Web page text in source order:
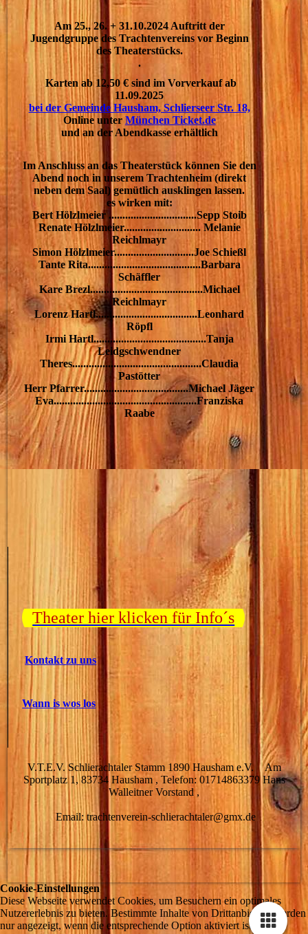
Am 25., 26. + 31.10.2024 Auftritt der
Jugendgruppe des Trachtenvereins vor Beginn
des Theaterstücks.
.
Karten ab 12,50 € sind im Vorverkauf ab
11.09.2025
bei der Gemeinde Hausham, Schlierseer Str. 18,
Online unter München Ticket.de
und an der Abendkasse erhältlich
Im Anschluss an das Theaterstück können Sie den
Abend noch in unserem Trachtenheim (direkt
neben dem Saal) gemütlich ausklingen lassen.
es wirken mit:
Bert Hölzlmeier ................................Sepp Stoib
Renate Hölzlmeier............................ Melanie
Reichlmayr
Simon Hölzlmeier.............................Joe Schießl
Tante Rita.........................................Barbara
Schäffler
Kare Brezl.........................................Michael
Reichlmayr
Lorenz Hartl.....................................Leonhard
Röpfl
Irmi Hartl.........................................Tanja
Leidgschwendner
Theres...............................................Claudia
Pastötter
Herr Pfarrer......................................Michael Jäger
Eva....................................................Franziska
Raabe
Theater hier klicken für Info´s
Kontakt zu uns
Wann is wos los
V.T.E.V. Schlierachtaler Stamm 1890 Hausham e.V. Am
Sportplatz 1, 83734 Hausham , Telefon: 01714863379 Hans
Walleitner Vorstand ,
Email: trachtenverein-schlierachtaler@gmx.de
Cookie-Einstellungen
Diese Webseite verwendet Cookies, um Besuchern ein optimales
Nutzererlebnis zu bieten. Bestimmte Inhalte von Drittanbietern werden
nur angezeigt, wenn die entsprechende Option aktiviert ist. Die